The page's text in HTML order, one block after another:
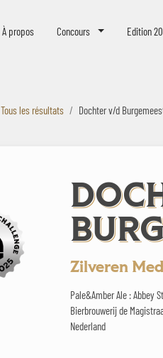
À propos Concours Edition
Tous les résultats Dochter v/d
Zilveren
Pale&Amber Ale : Abbey
Bierbrouwerij de
Nederland